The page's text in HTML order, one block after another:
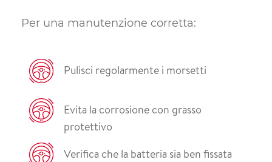
Per una manutenzione corretta:
Pulisci regolarmente i morsetti
Evita la corrosione con grasso
protettivo
Verifica che la batteria sia ben fissata